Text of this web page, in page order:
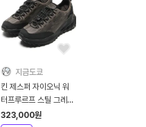
지금도쿄
킨 제스퍼 자이오닉 워
터프루르프 스틸 그레이
블랙 운동화 1032796
323,000원